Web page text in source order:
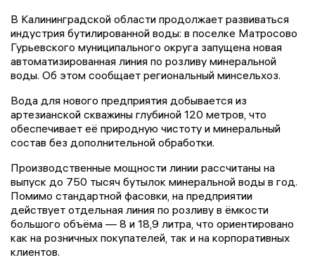
В Калининградской области продолжает развиваться
индустрия бутилированной воды: в поселке Матросово
Гурьевского муниципального округа запущена новая
автоматизированная линия по розливу минеральной
воды. Об этом сообщает региональный минсельхоз.
Вода для нового предприятия добывается из
артезианской скважины глубиной 120 метров, что
обеспечивает её природную чистоту и минеральный
состав без дополнительной обработки.
Производственные мощности линии рассчитаны на
выпуск до 750 тысяч бутылок минеральной воды в год.
Помимо стандартной фасовки, на предприятии
действует отдельная линия по розливу в ёмкости
большого объёма — 8 и 18,9 литра, что ориентировано
как на розничных покупателей, так и на корпоративных
клиентов.